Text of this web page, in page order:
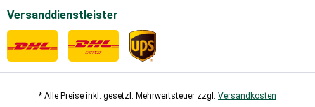
Versanddienstleister
* Alle Preise inkl. gesetzl. Mehrwertsteuer zzgl. Versandkosten